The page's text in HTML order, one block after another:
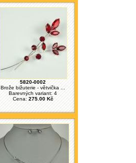
5820-0002
Brože bižuterie - větvička ...
Barevných variant: 4
Cena: 275.00 Kč